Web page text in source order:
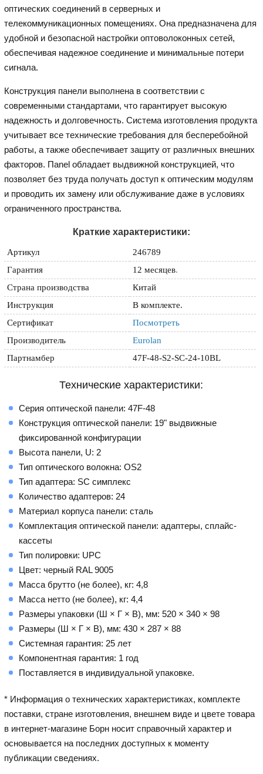
оптических соединений в серверных и
телекоммуникационных помещениях. Она предназначена для
удобной и безопасной настройки оптоволоконных сетей,
обеспечивая надежное соединение и минимальные потери
сигнала.
Конструкция панели выполнена в соответствии с
современными стандартами, что гарантирует высокую
надежность и долговечность. Система изготовления продукта
учитывает все технические требования для бесперебойной
работы, а также обеспечивает защиту от различных внешних
факторов. Пanel обладает выдвижной конструкцией, что
позволяет без труда получать доступ к оптическим модулям
и проводить их замену или обслуживание даже в условиях
ограниченного пространства.
Краткие характеристики:
Артикул
246789
Гарантия
12 месяцев.
Страна производства
Китай
Инструкция
В комплекте.
Сертификат
Посмотреть
Производитель
Eurolan
Партнамбер
47F-48-S2-SC-24-10BL
Технические характеристики:
Серия оптической панели: 47F-48
Конструкция оптической панели: 19" выдвижные
фиксированной конфигурации
Высота панели, U: 2
Тип оптического волокна: OS2
Тип адаптера: SC симплекс
Количество адаптеров: 24
Материал корпуса панели: сталь
Комплектация оптической панели: адаптеры, сплайс-
кассеты
Тип полировки: UPC
Цвет: черный RAL 9005
Масса брутто (не более), кг: 4,8
Масса нетто (не более), кг: 4,4
Размеры упаковки (Ш × Г × В), мм: 520 × 340 × 98
Размеры (Ш × Г × В), мм: 430 × 287 × 88
Системная гарантия: 25 лет
Компонентная гарантия: 1 год
Поставляется в индивидуальной упаковке.
* Информация о технических характеристиках, комплекте
поставки, стране изготовления, внешнем виде и цвете товара
в интернет-магазине Борн носит справочный характер и
основывается на последних доступных к моменту
публикации сведениях.